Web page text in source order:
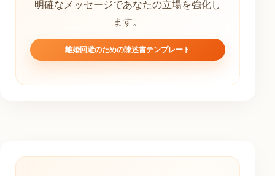
明確なメッセージであなたの立場を強化し
ます。
離婚回避のための陳述書テンプレート